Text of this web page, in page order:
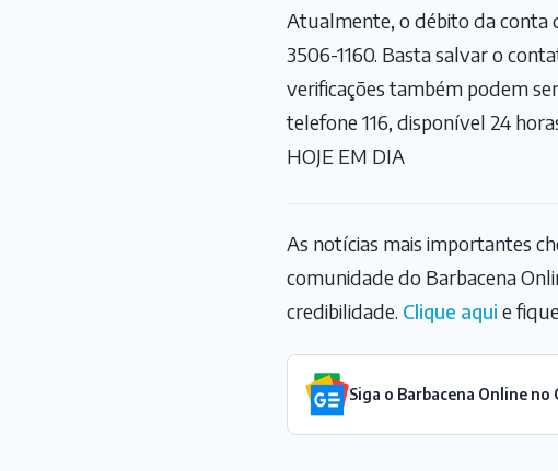
Atualmente, o débito da conta
3506-1160. Basta salvar o
verificações também podem
telefone 116, disponível 24
HOJE EM DIA
As notícias mais importantes
comunidade do Barbacena
credibilidade. Clique aqui e
Siga o Barbacena Online no